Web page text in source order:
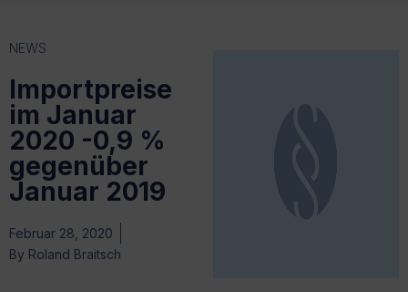
NEWS
Importpreise
im Januar
2020 -0,9 %
gegenüber
Januar 2019
Februar 28, 2020
By Roland Braitsch